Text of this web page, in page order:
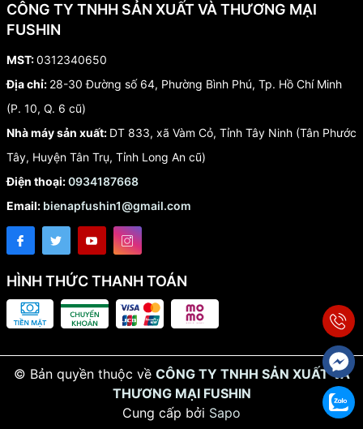
CÔNG TY TNHH SẢN XUẤT VÀ THƯƠNG MẠI
FUSHIN
MST:0312340650
Địa chỉ: 28-30 Đường số 64, Phường Bình Phú, Tp. Hồ Chí Minh
(P. 10, Q. 6 cũ)
Nhà máy sản xuất: DT 833, xã Vàm Cỏ, Tỉnh Tây Ninh (Tân Phước
Tây, Huyện Tân Trụ, Tỉnh Long An cũ)
Điện thoại:0934187668
Email: bienapfushin1@gmail.com
HÌNH THỨC THANH TOÁN
© Bản quyền thuộc về CÔNG TY TNHH SẢN XUẤT VÀ
THƯƠNG MẠI FUSHIN
Cung cấp bởi Sapo